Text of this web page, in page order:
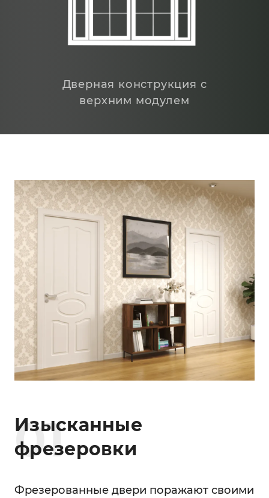
Дверная конструкция с
верхним модулем
Изысканные
фрезеровки
01
Фрезерованные двери поражают своими